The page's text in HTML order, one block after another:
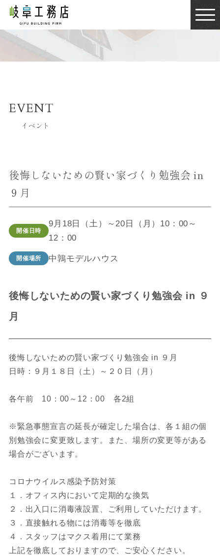
EVENT
イベント
後悔しないための賢い家づくり勉強会 in
９月
開催日時
9月18日（土）～20日（月）10：00～
12：00
開催場所 中鶉モデルハウス
後悔しないための賢い家づくり勉強会 in ９
月
後悔しないための賢い家づくり勉強会 in ９月
日時：９月１８日（土）～２０日（月）
各午前 10：00～12：00 各2組
※緊急事態宣言の延長が確定した場合は、各１組の個
別勉強会に変更致します。また、場所の変更等がある
場合がございます。
コロナウイルス感染予防対策
１．オフィス内において定期的な換気
２．出入口に消毒液設置、ご利用していただけます。
３．直接触れる物には消毒等を徹底
４．スタッフはマクス着用にて業務
上記を徹底しておりますので、ご安心ください。